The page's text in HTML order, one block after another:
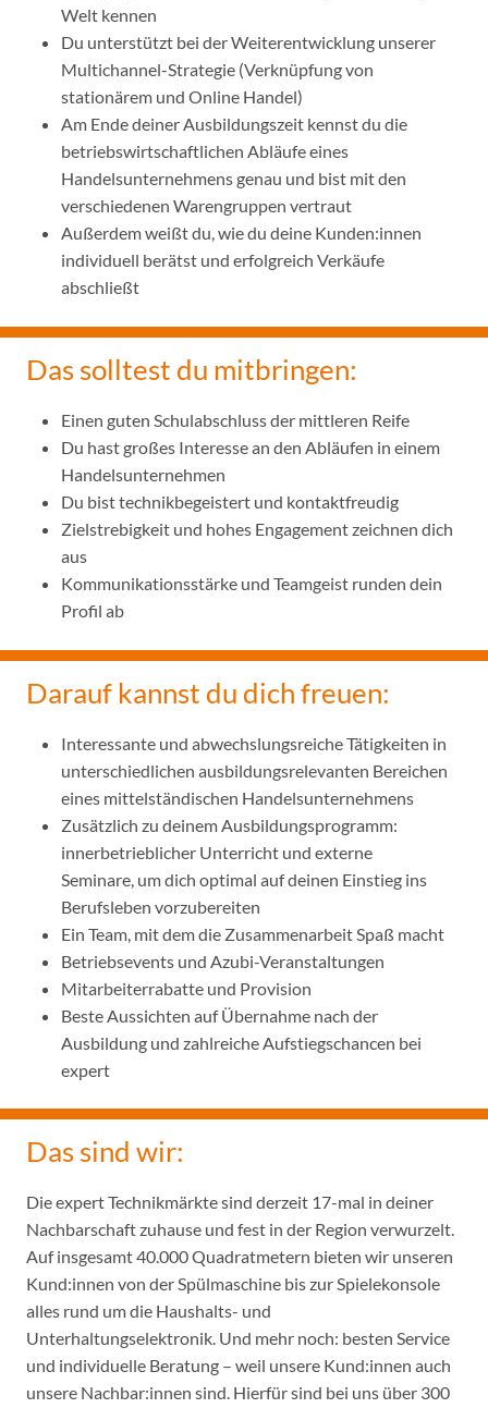
Welt kennen
Du unterstützt bei der Weiterentwicklung unserer
Multichannel-Strategie (Verknüpfung von
stationärem und Online Handel)
Am Ende deiner Ausbildungszeit kennst du die
betriebswirtschaftlichen Abläufe eines
Handelsunternehmens genau und bist mit den
verschiedenen Warengruppen vertraut
Außerdem weißt du, wie du deine Kunden:innen
individuell berätst und erfolgreich Verkäufe
abschließt
Das solltest du mitbringen:
Einen guten Schulabschluss der mittleren Reife
Du hast großes Interesse an den Abläufen in einem
Handelsunternehmen
Du bist technikbegeistert und kontaktfreudig
Zielstrebigkeit und hohes Engagement zeichnen dich
aus
Kommunikationsstärke und Teamgeist runden dein
Profil ab
Darauf kannst du dich freuen:
Interessante und abwechslungsreiche Tätigkeiten in
unterschiedlichen ausbildungsrelevanten Bereichen
eines mittelständischen Handelsunternehmens
Zusätzlich zu deinem Ausbildungsprogramm:
innerbetrieblicher Unterricht und externe
Seminare, um dich optimal auf deinen Einstieg ins
Berufsleben vorzubereiten
Ein Team, mit dem die Zusammenarbeit Spaß macht
Betriebsevents und Azubi-Veranstaltungen
Mitarbeiterrabatte und Provision
Beste Aussichten auf Übernahme nach der
Ausbildung und zahlreiche Aufstiegschancen bei
expert
Das sind wir:
Die expert Technikmärkte sind derzeit 17-mal in deiner
Nachbarschaft zuhause und fest in der Region verwurzelt.
Auf insgesamt 40.000 Quadratmetern bieten wir unseren
Kund:innen von der Spülmaschine bis zur Spielekonsole
alles rund um die Haushalts- und
Unterhaltungselektronik. Und mehr noch: besten Service
und individuelle Beratung – weil unsere Kund:innen auch
unsere Nachbar:innen sind. Hierfür sind bei uns über 300